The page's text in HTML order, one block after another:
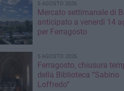
5 AGOSTO 2026
Mercato settimanale di
anticipato a venerdì 14
per Ferragosto
5 AGOSTO 2026
Ferragosto, chiusura
della Biblioteca “Sabino
Loffredo”